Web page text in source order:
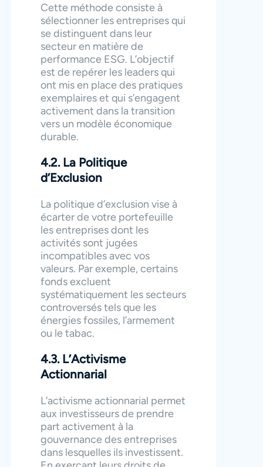
Cette méthode consiste à
sélectionner les entreprises qui
se distinguent dans leur
secteur en matière de
performance ESG. L’objectif
est de repérer les leaders qui
ont mis en place des pratiques
exemplaires et qui s’engagent
activement dans la transition
vers un modèle économique
durable.
4.2. La Politique
d’Exclusion
La politique d’exclusion vise à
écarter de votre portefeuille
les entreprises dont les
activités sont jugées
incompatibles avec vos
valeurs. Par exemple, certains
fonds excluent
systématiquement les secteurs
controversés tels que les
énergies fossiles, l’armement
ou le tabac.
4.3. L’Activisme
Actionnarial
L’activisme actionnarial permet
aux investisseurs de prendre
part activement à la
gouvernance des entreprises
dans lesquelles ils investissent.